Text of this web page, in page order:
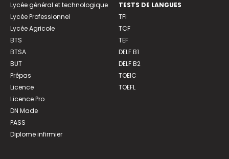
Lycée général et technologique
Lycée Professionnel
Lycée Agricole
BTS
BTSA
BUT
Prépas
Licence
Licence Pro
DN Made
PASS
Diplome infirmier
TESTS DE LANGUES
TFI
TCF
TEF
DELF B1
DELF B2
TOEIC
TOEFL